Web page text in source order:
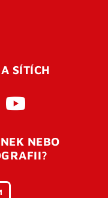
SÍTÍCH
NEBO